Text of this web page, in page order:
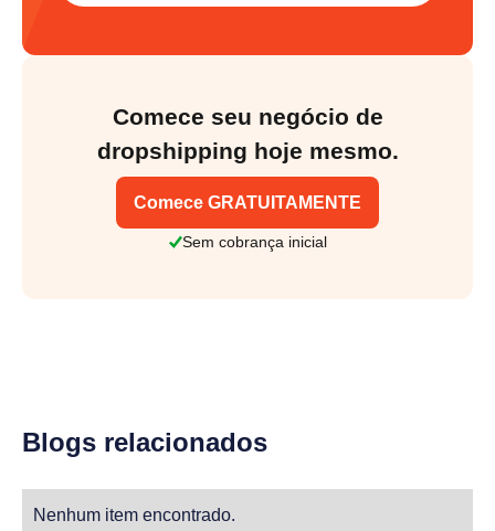
Comece seu negócio de
dropshipping hoje mesmo.
Comece GRATUITAMENTE
Sem cobrança inicial
Blogs relacionados
Nenhum item encontrado.